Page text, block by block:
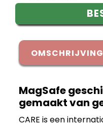
OMSCHRIJVING
MagSafe
gemaakt van
CARE is een